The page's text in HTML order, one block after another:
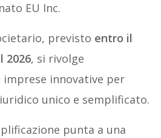
EU Inc.
previsto entro il
2026, si rivolge
imprese innovative per
unico e semplificato.
punta a una